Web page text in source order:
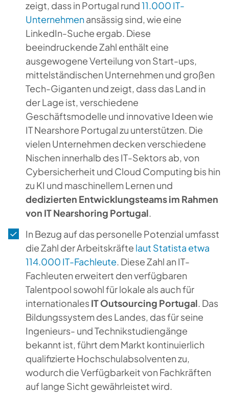
zeigt, dass in Portugal rund11.000 IT-
Unternehmenansässig sind, wie eine
LinkedIn-Suche ergab. Diese
beeindruckende Zahl enthält eine
ausgewogene Verteilung von Start-ups,
mittelständischen Unternehmen und großen
Tech-Giganten und zeigt, dass das Land in
der Lage ist, verschiedene
Geschäftsmodelle und innovative Ideen wie
IT Nearshore Portugal zu unterstützen. Die
vielen Unternehmen decken verschiedene
Nischen innerhalb des IT-Sektors ab, von
Cybersicherheit und Cloud Computing bis hin
zu KI und maschinellem Lernen und
dedizierten Entwicklungsteams im Rahmen
von IT Nearshoring Portugal.
In Bezug auf das personelle Potenzial umfasst
die Zahl der Arbeitskräfte laut Statista etwa
114.000 IT-Fachleute. Diese Zahl an IT-
Fachleuten erweitert den verfügbaren
Talentpool sowohl für lokale als auch für
internationales IT Outsourcing Portugal. Das
Bildungssystem des Landes, das für seine
Ingenieurs- und Technikstudiengänge
bekannt ist, führt dem Markt kontinuierlich
qualifizierte Hochschulabsolventen zu,
wodurch die Verfügbarkeit von Fachkräften
auf lange Sicht gewährleistet wird.